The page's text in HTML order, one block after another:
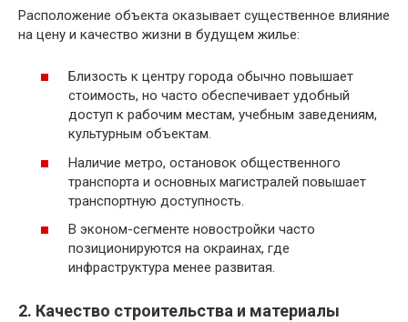
Расположение объекта оказывает существенное влияние
на цену и качество жизни в будущем жилье:
Близость к центру города обычно повышает
стоимость, но часто обеспечивает удобный
доступ к рабочим местам, учебным заведениям,
культурным объектам.
Наличие метро, остановок общественного
транспорта и основных магистралей повышает
транспортную доступность.
В эконом-сегменте новостройки часто
позиционируются на окраинах, где
инфраструктура менее развитая.
2. Качество строительства и материалы